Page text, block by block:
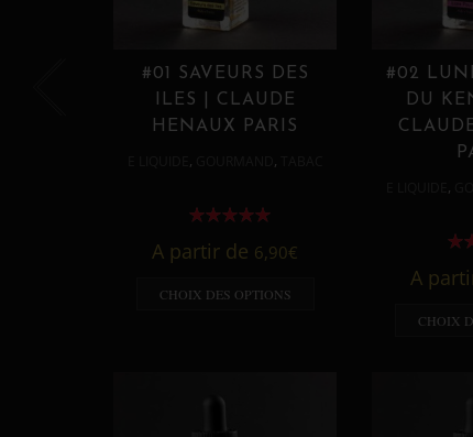
#01 SAVEURS DES
ILES | CLAUDE
HENAUX PARIS
, ,
A partir de 6,90€
CHOIX DES OPTIONS
#02
DU
,
A
CHOIX